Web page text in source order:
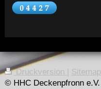
Druckversion | Sitemap
© HHC Deckenpfronn e.V.